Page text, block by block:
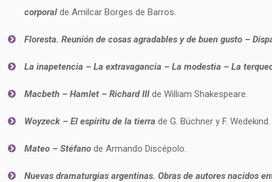
corporal de Amilcar Borges de Barros.
Floresta. Reunión de cosas agradables y de buen gusto –
La inapetencia – La extravagancia – La modestia – La
Macbeth – Hamlet – Richard IIIde William Shakespeare.
Woyzeck – El espíritu de la tierra de G. Büchner y F. Wedekind.
Mateo – Stéfano de Armando Discépolo.
Nuevas dramaturgias argentinas. Obras de autores nacidos